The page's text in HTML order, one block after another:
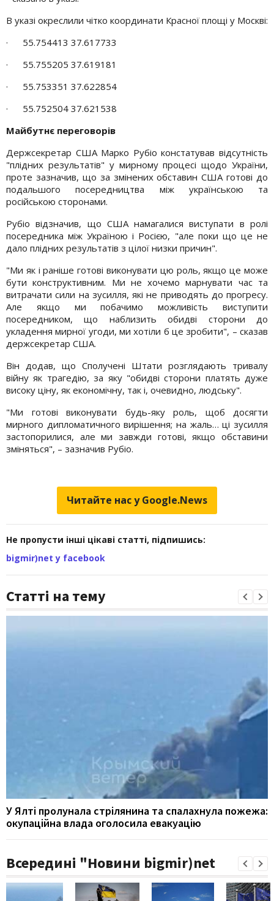
В указі окреслили чітко координати Красної площі у Москві:
· 55.754413 37.617733
· 55.755205 37.619181
· 55.753351 37.622854
· 55.752504 37.621538
Майбутнє переговорів
Держсекретар США Марко Рубіо констатував відсутність
"плідних результатів" у мирному процесі щодо України,
проте зазначив, що за змінених обставин США готові до
подальшого посередництва між українською та
російською сторонами.
Рубіо відзначив, що США намагалися виступати в ролі
посередника між Україною і Росією, "але поки що це не
дало плідних результатів з цілої низки причин".
"Ми як і раніше готові виконувати цю роль, якщо це може
бути конструктивним. Ми не хочемо марнувати час та
витрачати сили на зусилля, які не приводять до прогресу.
Але якщо ми побачимо можливість виступити
посередником, що наблизить обидві сторони до
укладення мирної угоди, ми хотіли б це зробити", – сказав
держсекретар США.
Він додав, що Сполучені Штати розглядають тривалу
війну як трагедію, за яку "обидві сторони платять дуже
високу ціну, як економічну, так і, очевидно, людську".
"Ми готові виконувати будь-яку роль, щоб досягти
мирного дипломатичного вирішення; на жаль… ці зусилля
застопорилися, але ми завжди готові, якщо обставини
зміняться", – зазначив Рубіо.
Читайте нас у Google.News
Не пропусти інші цікаві статті, підпишись:
bigmir)net у facebook
Статті на тему
У Ялті пролунала стрілянина та спалахнула пожежа:
окупаційна влада оголосила евакуацію
Всередині "Новини bigmir)net